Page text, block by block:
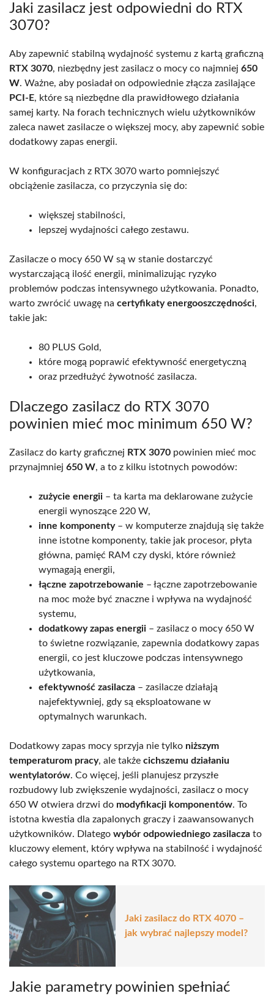
Jaki zasilacz jest odpowiedni do RTX
3070?
Aby zapewnić stabilną wydajność systemu z kartą graficzną
RTX 3070, niezbędny jest zasilacz o mocy co najmniej 650
W. Ważne, aby posiadał on odpowiednie złącza zasilające
PCI-E, które są niezbędne dla prawidłowego działania
samej karty. Na forach technicznych wielu użytkowników
zaleca nawet zasilacze o większej mocy, aby zapewnić sobie
dodatkowy zapas energii.
W konfiguracjach z RTX 3070 warto pomniejszyć
obciążenie zasilacza, co przyczynia się do:
większej stabilności,
lepszej wydajności całego zestawu.
Zasilacze o mocy 650 W są w stanie dostarczyć
wystarczającą ilość energii, minimalizując ryzyko
problemów podczas intensywnego użytkowania. Ponadto,
warto zwrócić uwagę na certyfikaty energooszczędności,
takie jak:
80 PLUS Gold,
które mogą poprawić efektywność energetyczną
oraz przedłużyć żywotność zasilacza.
Dlaczego zasilacz do RTX 3070
powinien mieć moc minimum 650 W?
Zasilacz do karty graficznej RTX 3070 powinien mieć moc
przynajmniej 650 W, a to z kilku istotnych powodów:
zużycie energii – ta karta ma deklarowane zużycie
energii wynoszące 220 W,
inne komponenty– w komputerze znajdują się także
inne istotne komponenty, takie jak procesor, płyta
główna, pamięć RAM czy dyski, które również
wymagają energii,
łączne zapotrzebowanie – łączne zapotrzebowanie
na moc może być znaczne i wpływa na wydajność
systemu,
dodatkowy zapas energii – zasilacz o mocy 650 W
to świetne rozwiązanie, zapewnia dodatkowy zapas
energii, co jest kluczowe podczas intensywnego
użytkowania,
efektywność zasilacza – zasilacze działają
najefektywniej, gdy są eksploatowane w
optymalnych warunkach.
Dodatkowy zapas mocy sprzyja nie tylko niższym
temperaturom pracy, ale także cichszemu działaniu
wentylatorów. Co więcej, jeśli planujesz przyszłe
rozbudowy lub zwiększenie wydajności, zasilacz o mocy
650 W otwiera drzwi do modyfikacji komponentów. To
istotna kwestia dla zapalonych graczy i zaawansowanych
użytkowników. Dlatego wybór odpowiedniego zasilacza to
kluczowy element, który wpływa na stabilność i wydajność
całego systemu opartego na RTX 3070.
Jaki zasilacz do RTX 4070 –
jak wybrać najlepszy model?
Jakie parametry powinien spełniać